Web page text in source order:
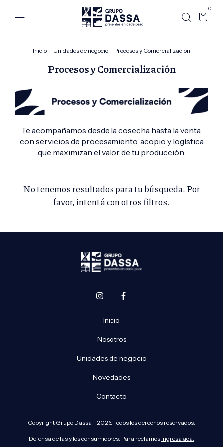
0
Inicio . Unidades de negocio . Procesos y Comercialización
Procesos y Comercialización
Te acompañamos desde la cosecha hasta la venta,
con servicios de procesamiento, acopio y logística
que maximizan el valor de tu producción.
No tenemos resultados para tu búsqueda. Por
favor, intentá con otros filtros.
Inicio
Nosotros
Unidades de negocio
Novedades
Contacto
Copyright Grupo Dassa - 2026. Todos los derechos reservados.
Defensa de las y los consumidores. Para reclamos ingresá acá.